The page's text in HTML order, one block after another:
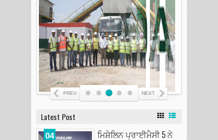
PREV NEXT
ਨੁਵੋਕੋ ਵਿਸਟਾਸ ਨੇ ਉੱਤਰੀ ਲੁਧਿਆਣਾ ਵਿੱਚ
ਨਵਾਂ ਰੈਡੀ-ਮਿਕਸ ਕੰਕਰੀਟ ਪਲਾਂਟ ਸ਼ੁਰੂ ਕਰਕੇ
ਲੁਧਿਆਣਾ ਵਿੱਚ ਆਪਣੀ ਮੌਜੂਦਗੀ ਹੋਰ
ਮਜ਼ਬੂਤ ਕੀਤੀ
Latest Post
ਮਿਸ਼ੇਲਿਨ ਪ੍ਰਾਈਮੈਸੀ 5 ਨੇ
04